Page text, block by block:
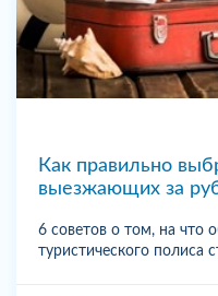
Как правильно
выезжающих за
6 советов о том, на что
туристического полиса